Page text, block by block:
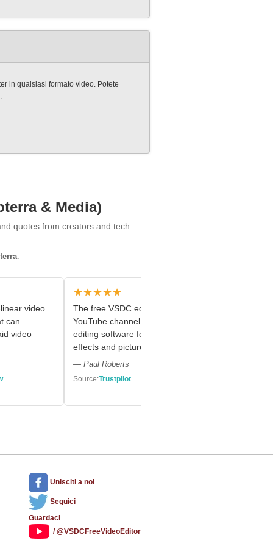
in qualsiasi formato video. Potete
& Media)
quotes from creators and tech
.
video
can
video
★★★★★
The free VSDC editor saved my
YouTube channel – a powerful video
editing software for chroma key, text
effects and picture-in-picture.
— Paul Roberts
Source:Trustpilot
Unisciti a noi
Seguici
Guardaci
/ @VSDCFreeVideoEditor